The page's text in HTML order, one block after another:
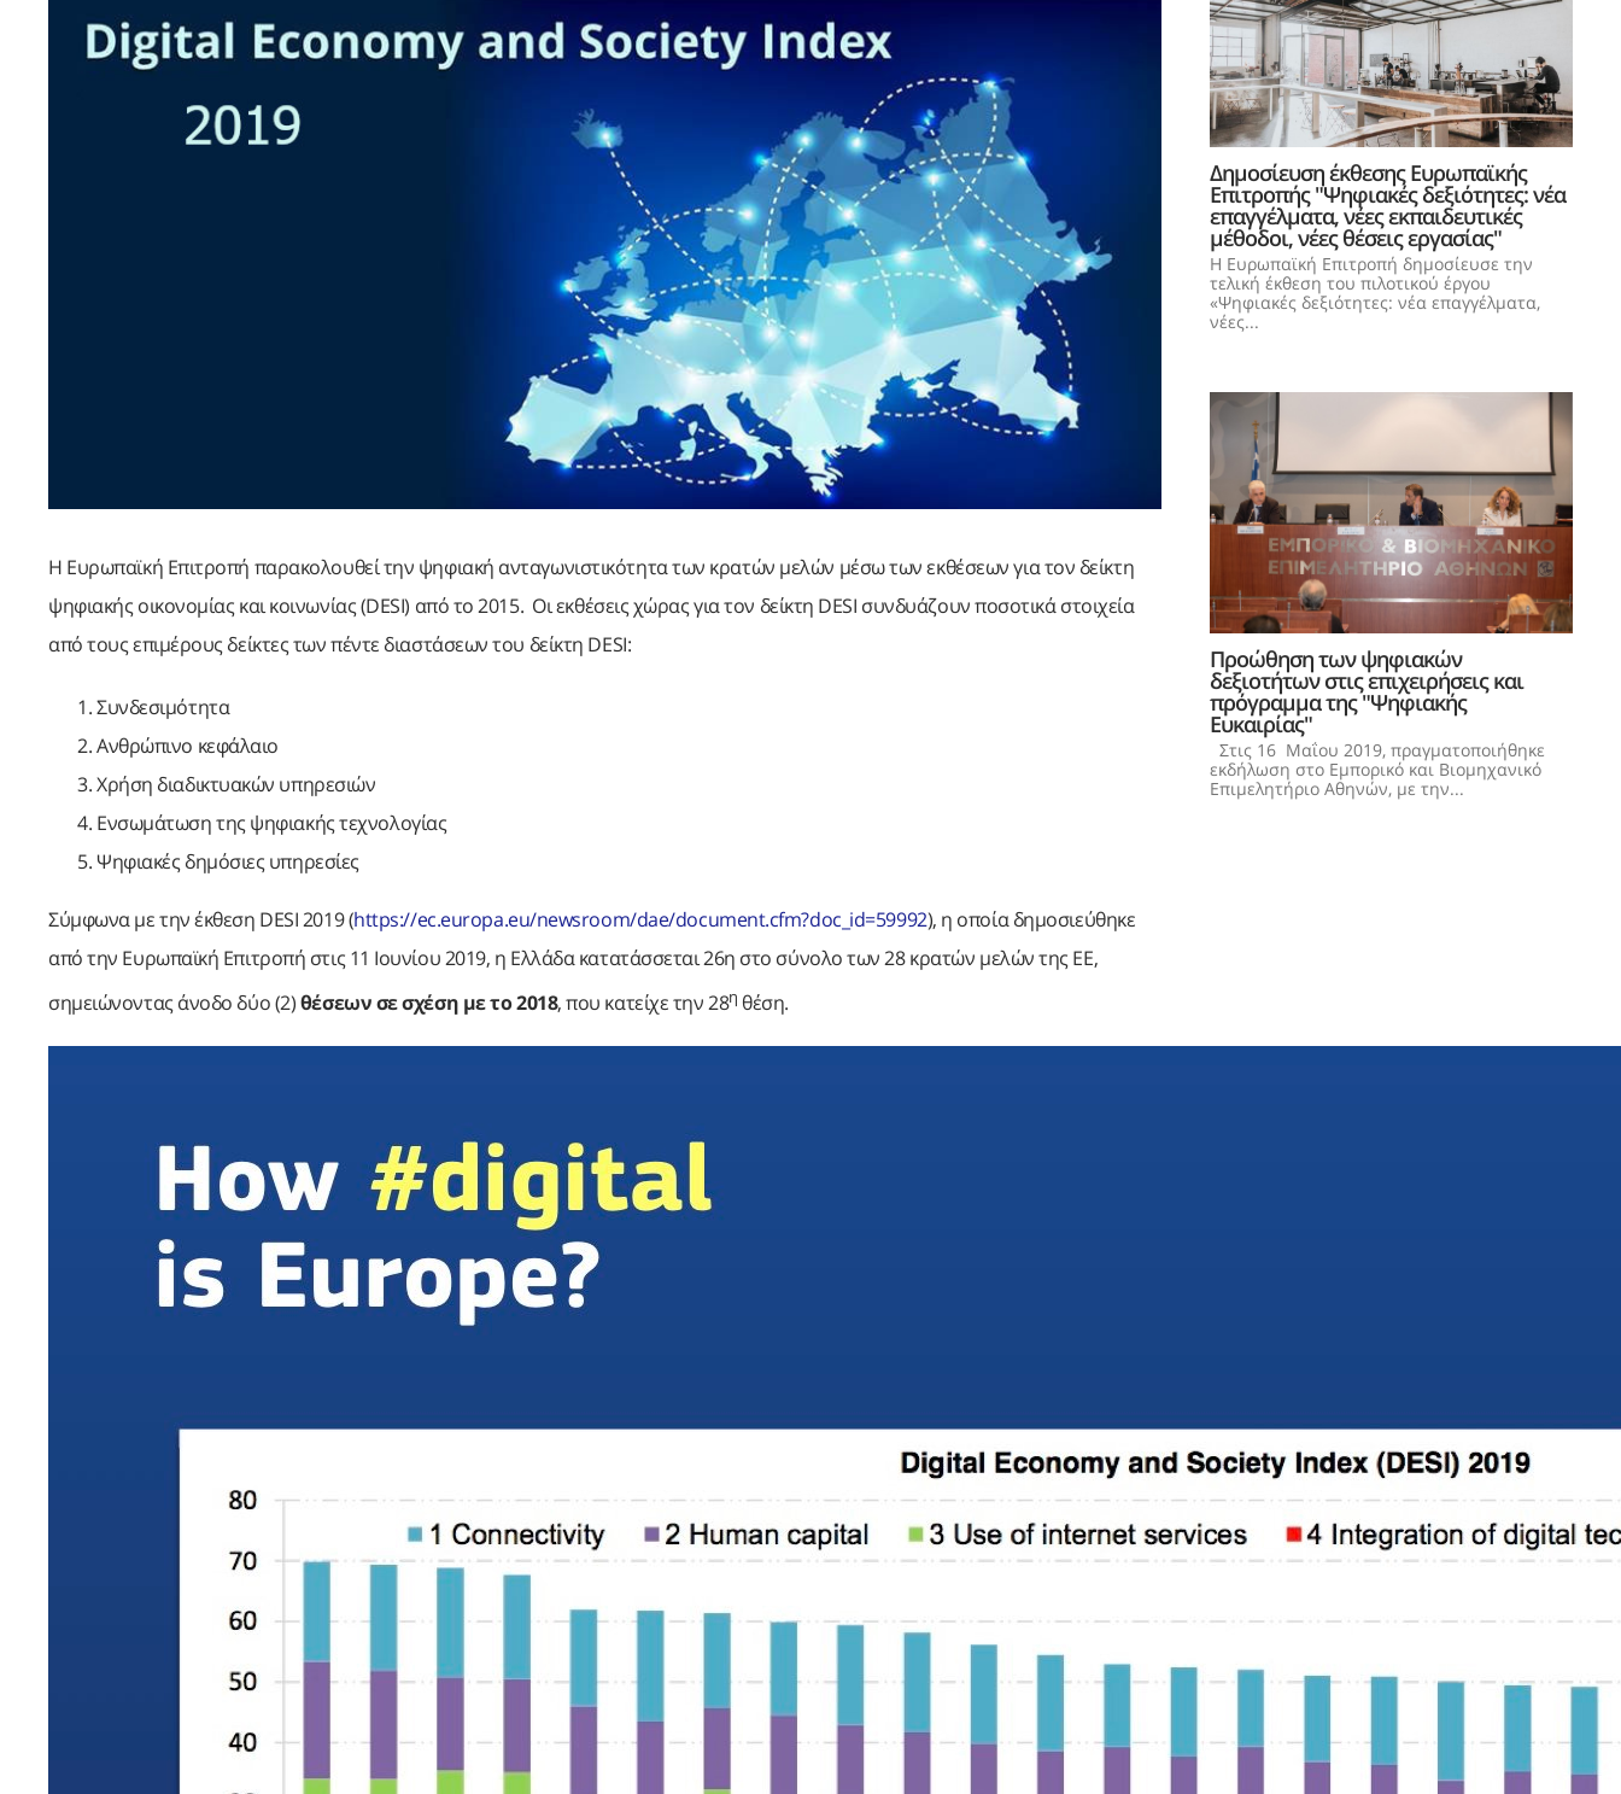
Η Ευρωπαϊκή Επιτροπή παρακολουθεί την ψηφιακή ανταγωνιστικότητα των κρατών μελών μέσω των εκθέσεων για τον δείκτη
ψηφιακής οικονομίας και κοινωνίας (DESI) από το 2015. Οι εκθέσεις χώρας για τον δείκτη DESI συνδυάζουν ποσοτικά στοιχεία
από τους επιμέρους δείκτες των πέντε διαστάσεων του δείκτη DESI:
Συνδεσιμότητα
Ανθρώπινο κεφάλαιο
Χρήση διαδικτυακών υπηρεσιών
Ενσωμάτωση της ψηφιακής τεχνολογίας
Ψηφιακές δημόσιες υπηρεσίες
Σύμφωνα με την έκθεση DESI 2019 (https://ec.europa.eu/newsroom/dae/document.cfm?doc_id=59992), η οποία δημοσιεύθηκε
από την Ευρωπαϊκή Επιτροπή στις 11 Ιουνίου 2019, η Ελλάδα κατατάσσεται 26η στο σύνολο των 28 κρατών μελών της ΕΕ,
σημειώνοντας άνοδο δύο (2)θέσεων σε σχέση με το 2018, που κατείχε την 28η θέση.
Δημοσίευση έκθεσης Ευρωπαϊκής
Επιτροπής "Ψηφιακές δεξιότητες: νέα
επαγγέλματα, νέες εκπαιδευτικές
μέθοδοι, νέες θέσεις εργασίας"
Η Ευρωπαϊκή Επιτροπή δημοσίευσε την
τελική έκθεση του πιλοτικού έργου
«Ψηφιακές δεξιότητες: νέα επαγγέλματα,
νέες...
Προώθηση των ψηφιακών
δεξιοτήτων στις επιχειρήσεις και
πρόγραμμα της "Ψηφιακής
Ευκαιρίας"
Στις 16 Μαΐου 2019, πραγματοποιήθηκε
εκδήλωση στο Εμπορικό και Βιομηχανικό
Επιμελητήριο Αθηνών, με την...